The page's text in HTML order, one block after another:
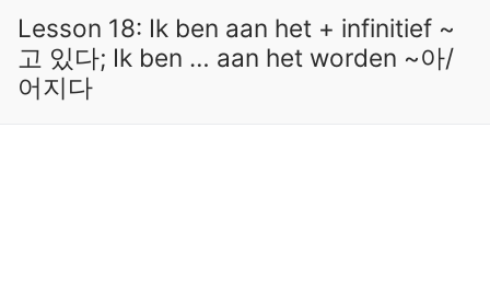
UNIT 0
Lesson 18: Ik ben aan het + infinitief ~
고 있다; Ik ben … aan het worden ~아/
어지다